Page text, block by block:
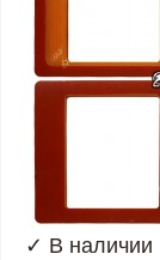
✓ В наличии